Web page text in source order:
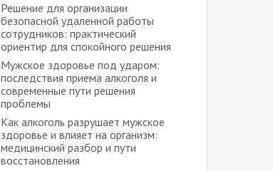
Решение для организации
безопасной удаленной работы
сотрудников: практический
ориентир для спокойного решения
Мужское здоровье под ударом:
последствия приема алкоголя и
современные пути решения
проблемы
Как алкоголь разрушает мужское
здоровье и влияет на организм:
медицинский разбор и пути
восстановления